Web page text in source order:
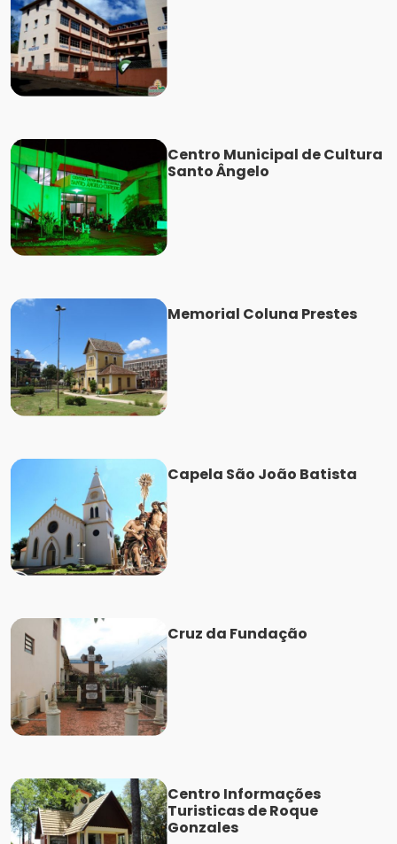
Centro Municipal de Cultura
Santo Ângelo
Memorial Coluna Prestes
Capela São João Batista
Cruz da Fundação
Centro Informações
Turisticas de Roque
Gonzales